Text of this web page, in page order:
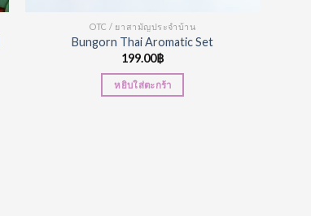
OTC / ยาสามัญประจำบ้าน
Bungorn Thai Aromatic Set
199.00฿
หยิบใส่ตะกร้า